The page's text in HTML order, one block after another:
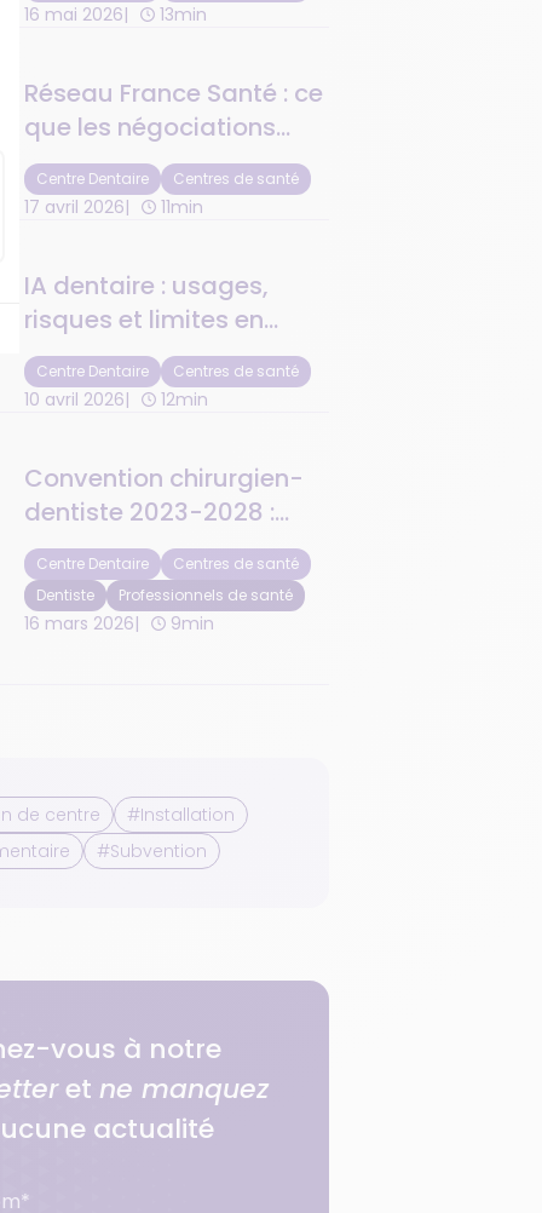
16 mai 2026 13min
Réseau France Santé : ce
que les négociations
2026 changent pour les
centres de santé
Centre Dentaire Centres de santé
17 avril 2026 11min
IA dentaire : usages,
risques et limites en
centre de santé
Centre Dentaire Centres de santé
10 avril 2026 12min
Convention chirurgien-
dentiste 2023-2028 :
quels changements
concrets pour votre
cabinet ?
Centre Dentaire
Centres de santé
Dentiste
Professionnels de santé
16 mars 2026 9min
de centre
#Installation
#Subvention
vous à notre
et ne manquez
actualité